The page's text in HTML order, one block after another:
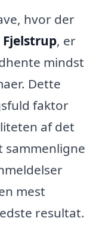
hvor der
, er
mindst
Dette
faktor
af det
sammenligne
mest
resultat.